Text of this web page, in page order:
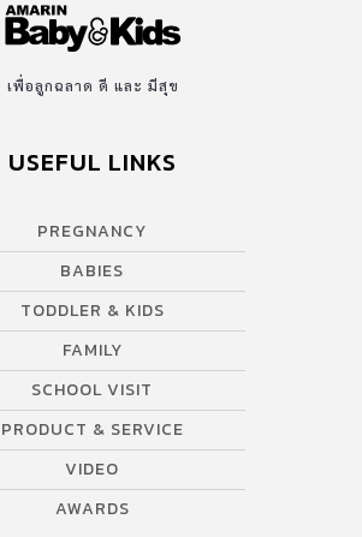
เพื่อลูกฉลาด ดี และ มีสุข
USEFUL LINKS
PREGNANCY
BABIES
TODDLER & KIDS
FAMILY
SCHOOL VISIT
PRODUCT & SERVICE
VIDEO
AWARDS